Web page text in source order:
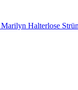
Marilyn Halterlose